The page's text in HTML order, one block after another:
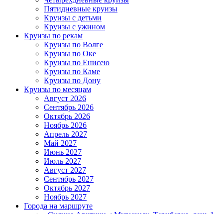
Пятидневные круизы
Круизы с детьми
Круизы с ужином
Круизы по рекам
Круизы по Волге
Круизы по Оке
Круизы по Енисею
Круизы по Каме
Круизы по Дону
Круизы по месяцам
Август 2026
Сентябрь 2026
Октябрь 2026
Ноябрь 2026
Апрель 2027
Май 2027
Июнь 2027
Июль 2027
Август 2027
Сентябрь 2027
Октябрь 2027
Ноябрь 2027
Города на маршруте